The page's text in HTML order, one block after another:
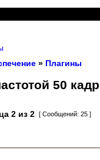
» Плагины
50
2 из 2 [ Сообщений: 25 ]